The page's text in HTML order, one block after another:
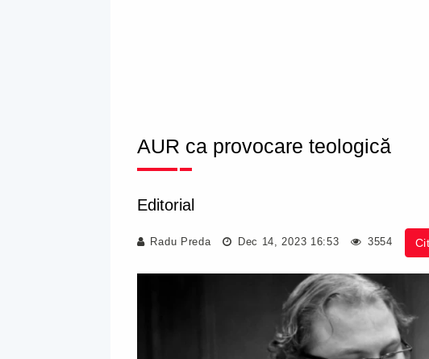
AUR ca provocare teologică
Editorial
Radu Preda Dec 14, 2023 16:53 3554